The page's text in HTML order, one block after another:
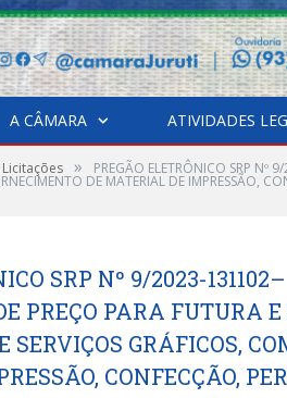
A CÂMARA ATIVIDADES
Licitações » PREGÃO ELETRÔNICO SRP Nº
DE MATERIAL DE IMPRESSÃO,
SRP Nº 9/2023-
PREÇO PARA FUTURA
SERVIÇOS GRÁFICOS,
CONFECÇÃO,